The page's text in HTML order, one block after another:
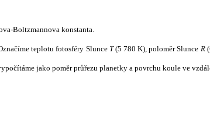
Boltzmannova konstanta.
teplotu fotosféry Slunce T(5 780 K), poloměr Slunce R
jako poměr průřezu planetky a povrchu koule ve